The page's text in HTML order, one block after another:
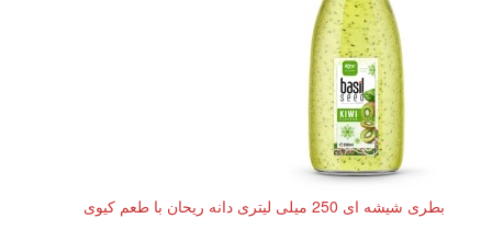
بطری شیشه ای 250 میلی لیتری دانه ریحان با طعم کیوی